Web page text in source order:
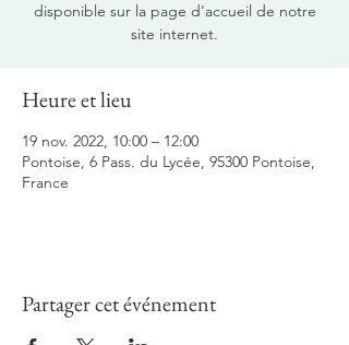
disponible sur la page d'accueil de notre
site internet.
Heure et lieu
19 nov. 2022, 10:00 – 12:00
Pontoise, 6 Pass. du Lycée, 95300 Pontoise,
France
Partager cet événement